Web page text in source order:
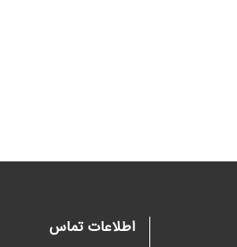
اطلاعات تماس